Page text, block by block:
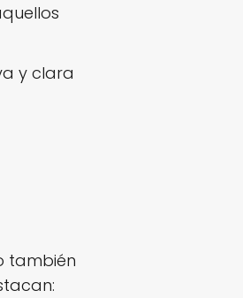
y clara
también